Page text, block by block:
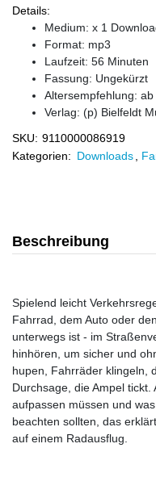
Details:
Medium: x 1
Format: mp3
Laufzeit: 56 Minuten
Fassung: Ungekürzt
Altersempfehlung:
Verlag: (p) Bielfeldt
SKU: 9110000086919
Kategorien: Downloads
Beschreibung
Spielend leicht
Fahrrad, dem Auto oder
unterwegs ist - im
hinhören, um sicher und
hupen, Fahrräder klingeln,
Durchsage, die Ampel
aufpassen müssen und
beachten sollten, das
auf einem Radausflug.